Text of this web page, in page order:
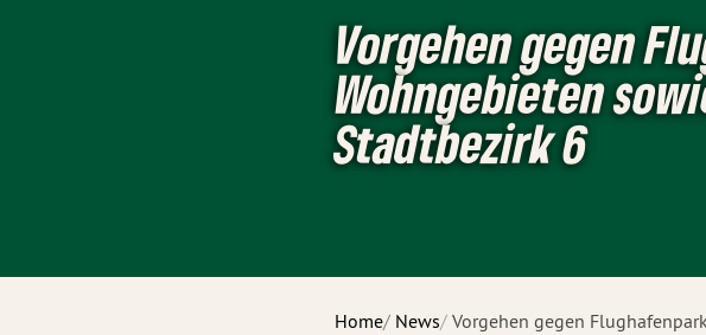
Vorgehen gegen
Wohngebieten
Stadtbezirk 6
Home News Vorgehen gegen